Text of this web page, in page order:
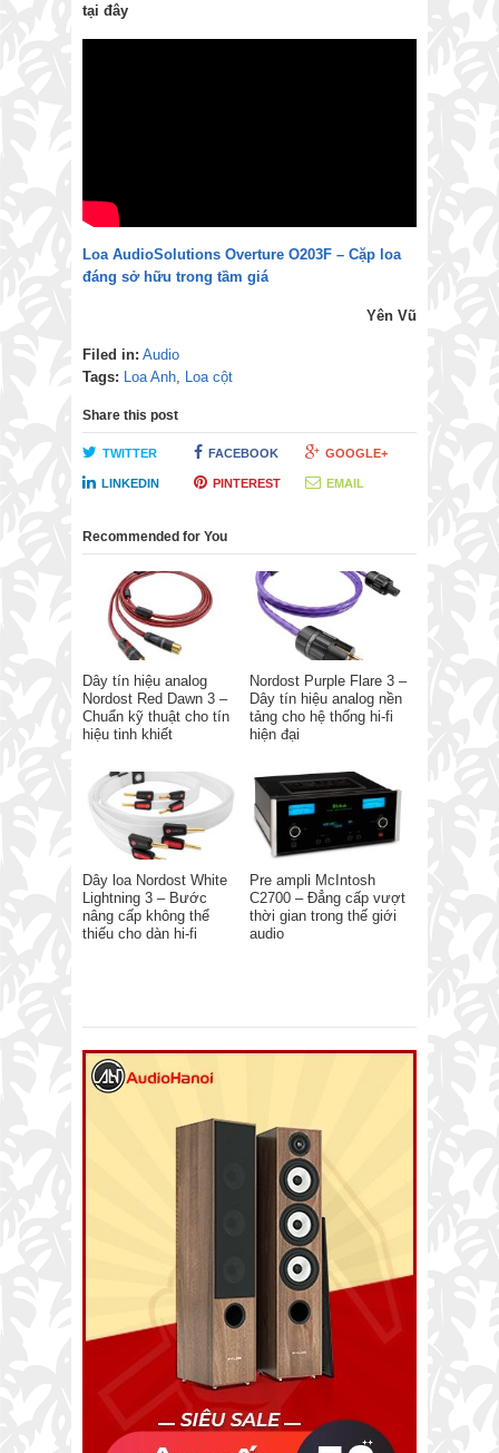
tại đây
Loa AudioSolutions Overture O203F – Cặp loa
đáng sở hữu trong tầm giá
Yên Vũ
Filed in: Audio
Tags:
Loa Anh Loa cột
Share this post
TWITTER FACEBOOK GOOGLE+
LINKEDIN PINTEREST EMAIL
Recommended for You
Dây tín hiệu analog
Nordost Red Dawn 3 –
Chuẩn kỹ thuật cho tín
hiệu tinh khiết
Nordost Purple Flare 3 –
Dây tín hiệu analog nền
tảng cho hệ thống hi-fi
hiện đại
Dây loa Nordost White
Lightning 3 – Bước
nâng cấp không thể
thiếu cho dàn hi-fi
Pre ampli McIntosh
C2700 – Đẳng cấp vượt
thời gian trong thế giới
audio